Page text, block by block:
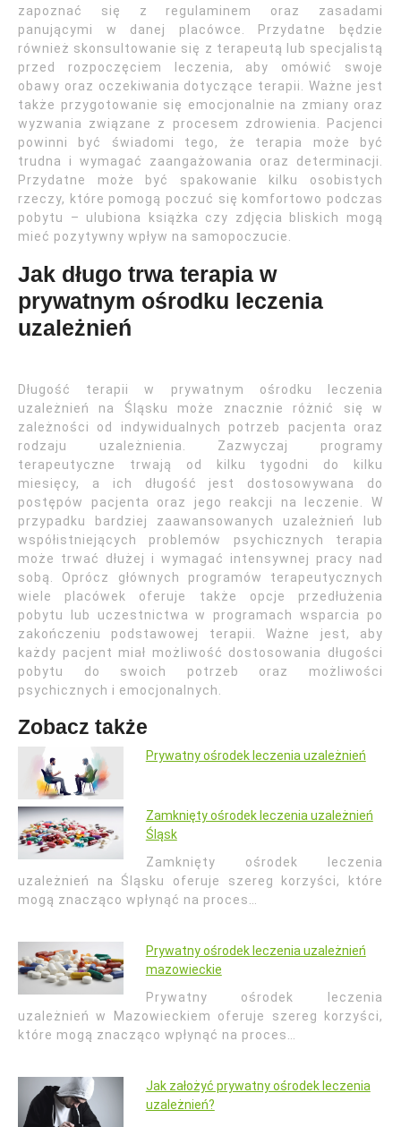
zapoznać się z regulaminem oraz zasadami
panującymi w danej placówce. Przydatne będzie
również skonsultowanie się z terapeutą lub specjalistą
przed rozpoczęciem leczenia, aby omówić swoje
obawy oraz oczekiwania dotyczące terapii. Ważne jest
także przygotowanie się emocjonalnie na zmiany oraz
wyzwania związane z procesem zdrowienia. Pacjenci
powinni być świadomi tego, że terapia może być
trudna i wymagać zaangażowania oraz determinacji.
Przydatne może być spakowanie kilku osobistych
rzeczy, które pomogą poczuć się komfortowo podczas
pobytu – ulubiona książka czy zdjęcia bliskich mogą
mieć pozytywny wpływ na samopoczucie.
Jak długo trwa terapia w
prywatnym ośrodku leczenia
uzależnień
Długość terapii w prywatnym ośrodku leczenia
uzależnień na Śląsku może znacznie różnić się w
zależności od indywidualnych potrzeb pacjenta oraz
rodzaju uzależnienia. Zazwyczaj programy
terapeutyczne trwają od kilku tygodni do kilku
miesięcy, a ich długość jest dostosowywana do
postępów pacjenta oraz jego reakcji na leczenie. W
przypadku bardziej zaawansowanych uzależnień lub
współistniejących problemów psychicznych terapia
może trwać dłużej i wymagać intensywnej pracy nad
sobą. Oprócz głównych programów terapeutycznych
wiele placówek oferuje także opcje przedłużenia
pobytu lub uczestnictwa w programach wsparcia po
zakończeniu podstawowej terapii. Ważne jest, aby
każdy pacjent miał możliwość dostosowania długości
pobytu do swoich potrzeb oraz możliwości
psychicznych i emocjonalnych.
Zobacz także
Prywatny ośrodek leczenia uzależnień
Zamknięty ośrodek leczenia uzależnień
Śląsk
Zamknięty ośrodek leczenia
uzależnień na Śląsku oferuje szereg korzyści, które
mogą znacząco wpłynąć na proces…
Prywatny ośrodek leczenia uzależnień
mazowieckie
Prywatny ośrodek leczenia
uzależnień w Mazowieckiem oferuje szereg korzyści,
które mogą znacząco wpłynąć na proces…
Jak założyć prywatny ośrodek leczenia
uzależnień?